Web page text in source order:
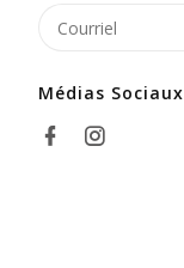
Médias Sociaux